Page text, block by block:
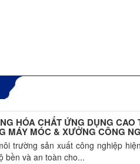
HÓA CHẤT ỨNG DỤNG CAO
MÁY MÓC & XƯỞNG CÔNG
trường sản xuất công nghiệp
bền và an toàn cho...